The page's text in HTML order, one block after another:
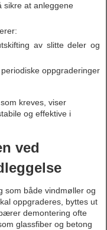
sikre at anleggene
av slitte deler og
oppgraderinger
kreves, viser
og effektive i
ved
som både vindmøller og
oppgraderes, byttes ut
demontering ofte
glassfiber og betong